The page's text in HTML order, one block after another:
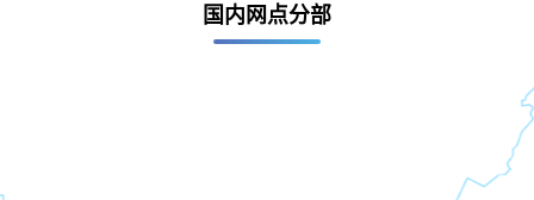
国内网点分部